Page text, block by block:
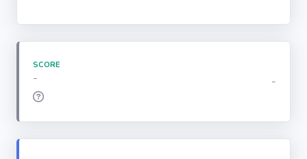
SCORE
- -